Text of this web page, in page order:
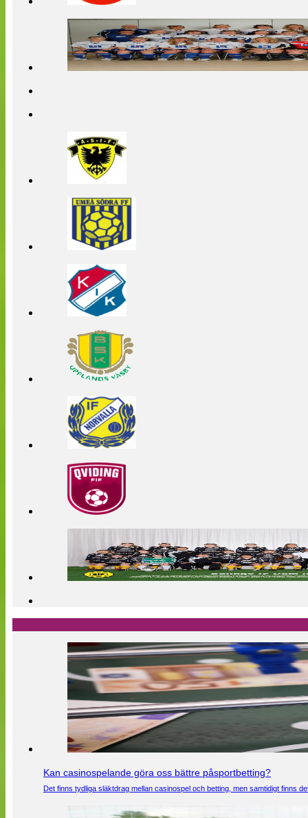
Kan casinospelande göra oss bättre påsportbetting?
Det finns tydliga släktdrag mellan casinospel och betting, men samtidigt finns